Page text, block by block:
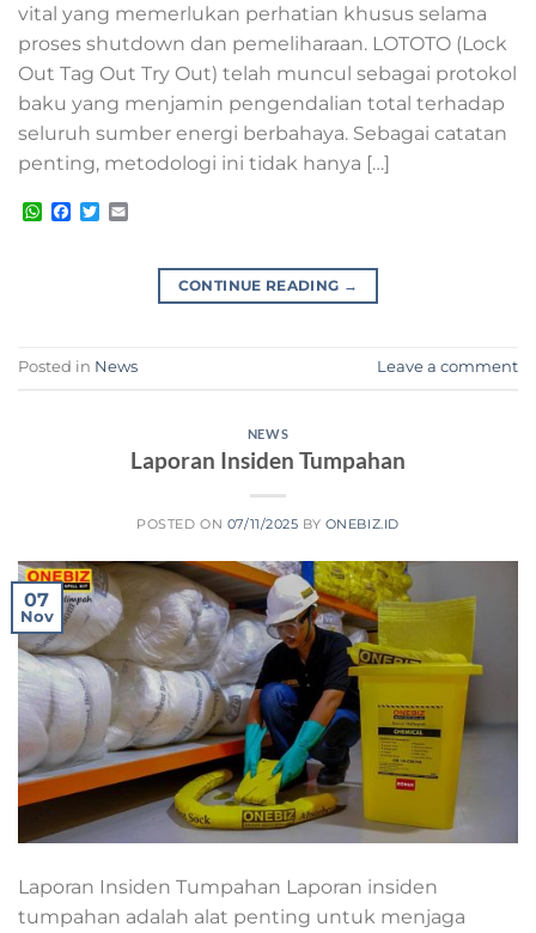
vital yang memerlukan perhatian khusus selama
proses shutdown dan pemeliharaan. LOTOTO (Lock
Out Tag Out Try Out) telah muncul sebagai protokol
baku yang menjamin pengendalian total terhadap
seluruh sumber energi berbahaya. Sebagai catatan
penting, metodologi ini tidak hanya […]
WhatsApp
Facebook
Twitter
CONTINUE READING →
Posted in News Leave a comment
NEWS
Laporan Insiden Tumpahan
POSTED ON 07/11/2025 BY ONEBIZ.ID
07
Nov
Laporan Insiden Tumpahan Laporan insiden
tumpahan adalah alat penting untuk menjaga